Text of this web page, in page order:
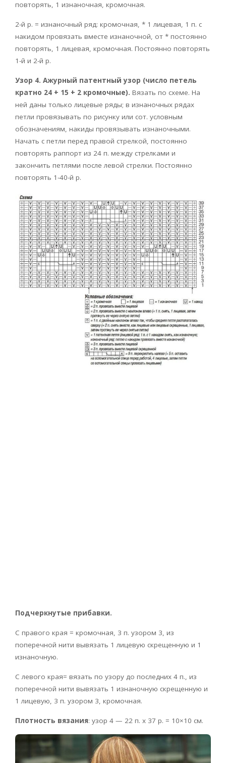
повторять, 1 изнаночная, кромочная.
2-й р. = изнаночный ряд: кромочная, * 1 лицевая, 1 п. с
накидом провязать вместе изнаночной, от * постоянно
повторять, 1 лицевая, кромочная. Постоянно повторять
1-й и 2-й р.
Узор 4. Ажурный патентный узор (число петель
кратно 24 + 15 + 2 кромочные). Вязать по схеме. На
ней даны только лицевые ряды; в изнаночных рядах
петли провязывать по рисунку или сот. условным
обозначениям, накиды провязывать изнаночными.
Начать с петли перед правой стрелкой, постоянно
повторять раппорт из 24 п. между стрелками и
закончить петлями после левой стрелки. Постоянно
повторять 1-40-й р.
Подчеркнутые прибавки.
С правого края = кромочная, 3 п. узором 3, из
поперечной нити вывязать 1 лицевую скрещенную и 1
изнаночную.
С левого края= вязать по узору до последних 4 п., из
поперечной нити вывязать 1 изнаночную скрещенную и
1 лицевую, 3 п. узором 3, кромочная.
Плотность вязания: узор 4 — 22 п. х 37 р. = 10×10 см.